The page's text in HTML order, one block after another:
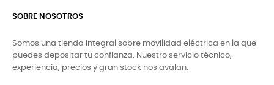
SOBRE NOSOTROS
Somos una tienda integral sobre movilidad eléctrica en la que
puedes depositar tu confianza. Nuestro servicio técnico,
experiencia, precios y gran stock nos avalan.